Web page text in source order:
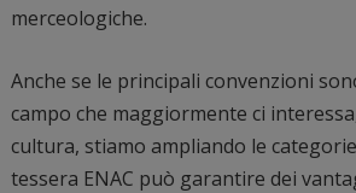
merceologiche.
Anche se le principali convenzioni
campo che maggiormente ci
cultura, stiamo ampliando le
tessera ENAC può garantire dei